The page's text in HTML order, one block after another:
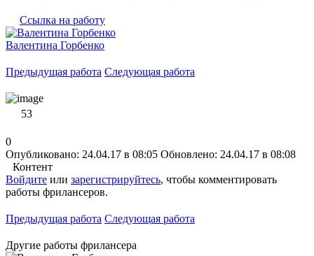
Ссылка на работу
Валентина Горбенко
Предыдущая работа Следующая работа
53
0
Опубликовано: 24.04.17 в 08:05 Обновлено: 24.04.17 в 08:08
Контент
Войдите или зарегистрируйтесь, чтобы комментировать
работы фрилансеров.
Предыдущая работа Следующая работа
Другие работы фрилансера